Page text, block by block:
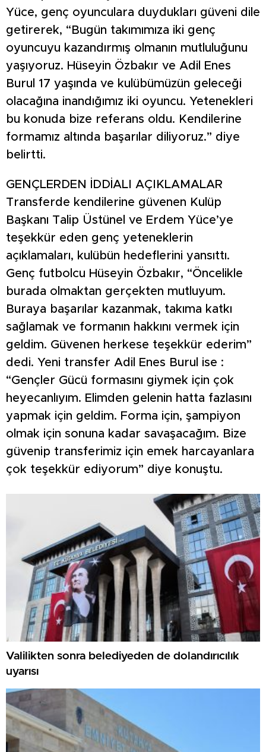
Yüce, genç oyunculara duydukları güveni dile
getirerek, “Bugün takımımıza iki genç
oyuncuyu kazandırmış olmanın mutluluğunu
yaşıyoruz. Hüseyin Özbakır ve Adil Enes
Burul 17 yaşında ve kulübümüzün geleceği
olacağına inandığımız iki oyuncu. Yetenekleri
bu konuda bize referans oldu. Kendilerine
formamız altında başarılar diliyoruz.” diye
belirtti.
GENÇLERDEN İDDİALI AÇIKLAMALAR
Transferde kendilerine güvenen Kulüp
Başkanı Talip Üstünel ve Erdem Yüce’ye
teşekkür eden genç yeteneklerin
açıklamaları, kulübün hedeflerini yansıttı.
Genç futbolcu Hüseyin Özbakır, “Öncelikle
burada olmaktan gerçekten mutluyum.
Buraya başarılar kazanmak, takıma katkı
sağlamak ve formanın hakkını vermek için
geldim. Güvenen herkese teşekkür ederim”
dedi. Yeni transfer Adil Enes Burul ise :
“Gençler Gücü formasını giymek için çok
heyecanlıyım. Elimden gelenin hatta fazlasını
yapmak için geldim. Forma için, şampiyon
olmak için sonuna kadar savaşacağım. Bize
güvenip transferimiz için emek harcayanlara
çok teşekkür ediyorum” diye konuştu.
Valilikten sonra belediyeden de dolandırıcılık
uyarısı